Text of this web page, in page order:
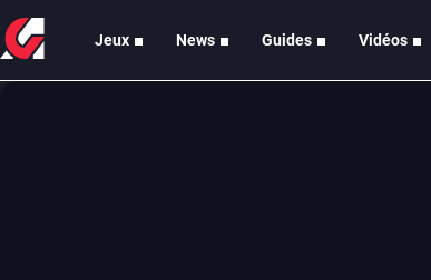
Jeux News Guides Vidéos